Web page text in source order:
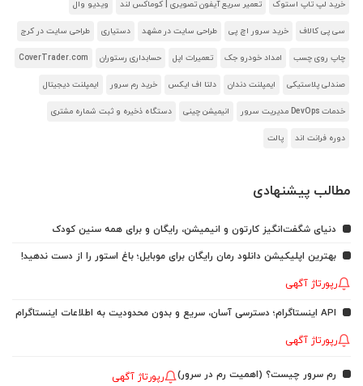
خرید لپ تاپ استوک تعمیر سریع آیفون تصویری | کوماکس لند ویدیو وال
سی پی کالاف خرید سرور اچ پی طراحی سایت در مشهد دستیاری طراحی سایت در کرج
چاپ روی چسب امداد خودرو جک تعمیرات اپل حسابداری رستوران CoverTrader.com
صندلی پلاستیکی ایمپلنت دندان دلتا اف ایکس خرید رم سرور ایمپلنت دیجیتال
خدمات DevOps مدیریت سرور انیمیشن چینی دستگاه ذخیره و ثبت شماره مشتری
دوره فرانت اند پالت
مطالب پیشنهادی
دنیای شگفت‌انگیز کارتون و انیمیشن، رایگان و برای همه سنین کودک
بهترین اپلیکیشن دانلود رمان رایگان برای موبایل؛ باغ استور را از دست ندهید!
رپورتاژ آگهی
API اینستاگرام؛ دسترسی آسان، سریع و بدون محدودیت به اطلاعات اینستاگرام
رپورتاژ آگهی
رم سرور چیست؟ (اهمیت رم در سرور) رپورتاژ آگهی